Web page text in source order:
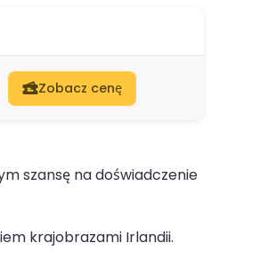
Zobacz cenę
szansę na doświadczenie
krajobrazami Irlandii.